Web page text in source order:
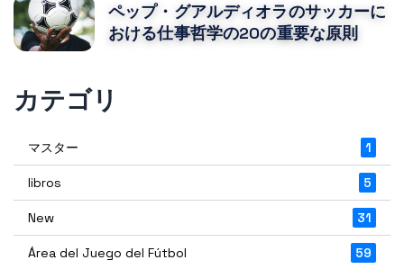
ペップ・グアルディオラのサッカーに
おける仕事哲学の20の重要な原則
カテゴリ
マスター 1
libros 5
New 31
Área del Juego del Fútbol 59